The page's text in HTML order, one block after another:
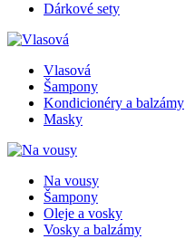
Dárkové sety
Vlasová
Šampony
Kondicionéry a balzámy
Masky
Na vousy
Šampony
Oleje a vosky
Vosky a balzámy